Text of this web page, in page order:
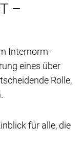
–
Internorm-
eines über
Rolle,
für alle, die